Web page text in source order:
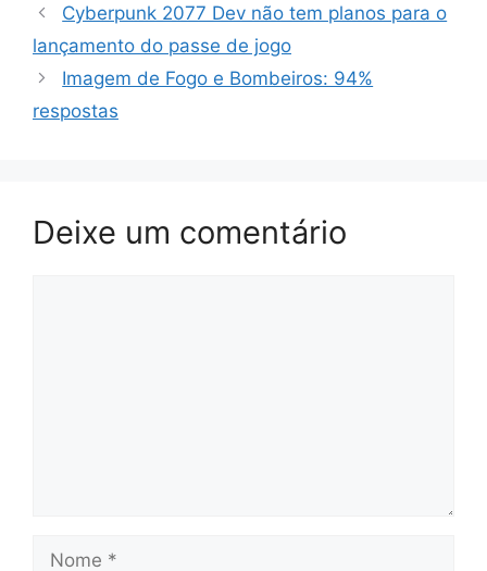
Cyberpunk 2077 Dev não tem planos para o
lançamento do passe de jogo
Imagem de Fogo e Bombeiros: 94%
respostas
Deixe um comentário
Nome